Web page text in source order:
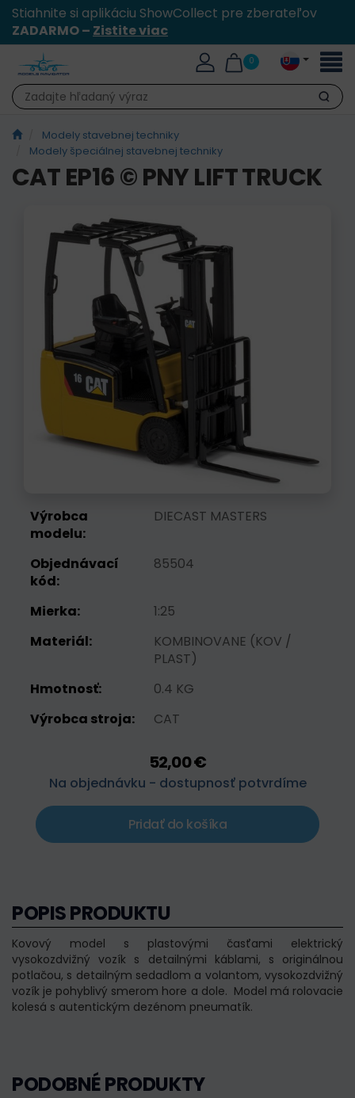
Stiahnite si aplikáciu ShowCollect pre zberateľov
ZADARMO – Zistite viac
0
Hľadať
Modely stavebnej techniky
Modely špeciálnej stavebnej techniky
CAT EP16 © PNY LIFT TRUCK
Výrobca
modelu:
DIECAST MASTERS
Objednávací
kód:
85504
Mierka:
1:25
Materiál:
KOMBINOVANE (KOV /
PLAST)
Hmotnosť:
0.4 KG
Výrobca stroja:
CAT
52,00 €
Na objednávku - dostupnosť potvrdíme
Pridať do košíka
POPIS PRODUKTU
Kovový model s plastovými časťami elektrický
vysokozdvižný vozík s detailnými káblami, s originálnou
potlačou, s detailným sedadlom a volantom, vysokozdvižný
vozík je pohyblivý smerom hore a dole. Model má rolovacie
kolesá s autentickým dezénom pneumatík.
PODOBNÉ PRODUKTY